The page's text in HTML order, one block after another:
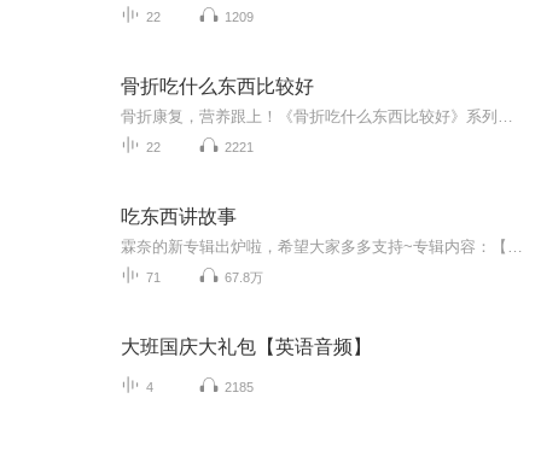
22 1209
骨折吃什么东西比较好
22 2221
吃东西讲故事
71 67.8万
大班国庆大礼包【英语音频】
4 2185